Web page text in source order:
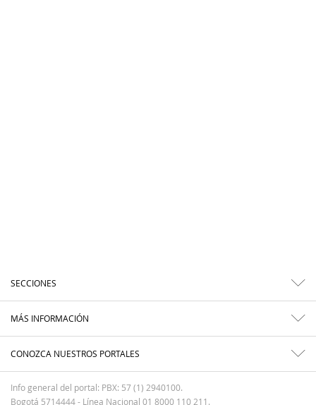
SECCIONES
MÁS INFORMACIÓN
CONOZCA NUESTROS PORTALES
Info general del portal: PBX: 57 (1) 2940100.
Bogotá 5714444 - Línea Nacional 01 8000 110 211.